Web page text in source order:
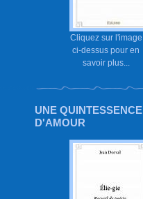
Cliquez sur l'image
ci-dessus pour en
savoir plus...
UNE QUINTESSENCE
D'AMOUR